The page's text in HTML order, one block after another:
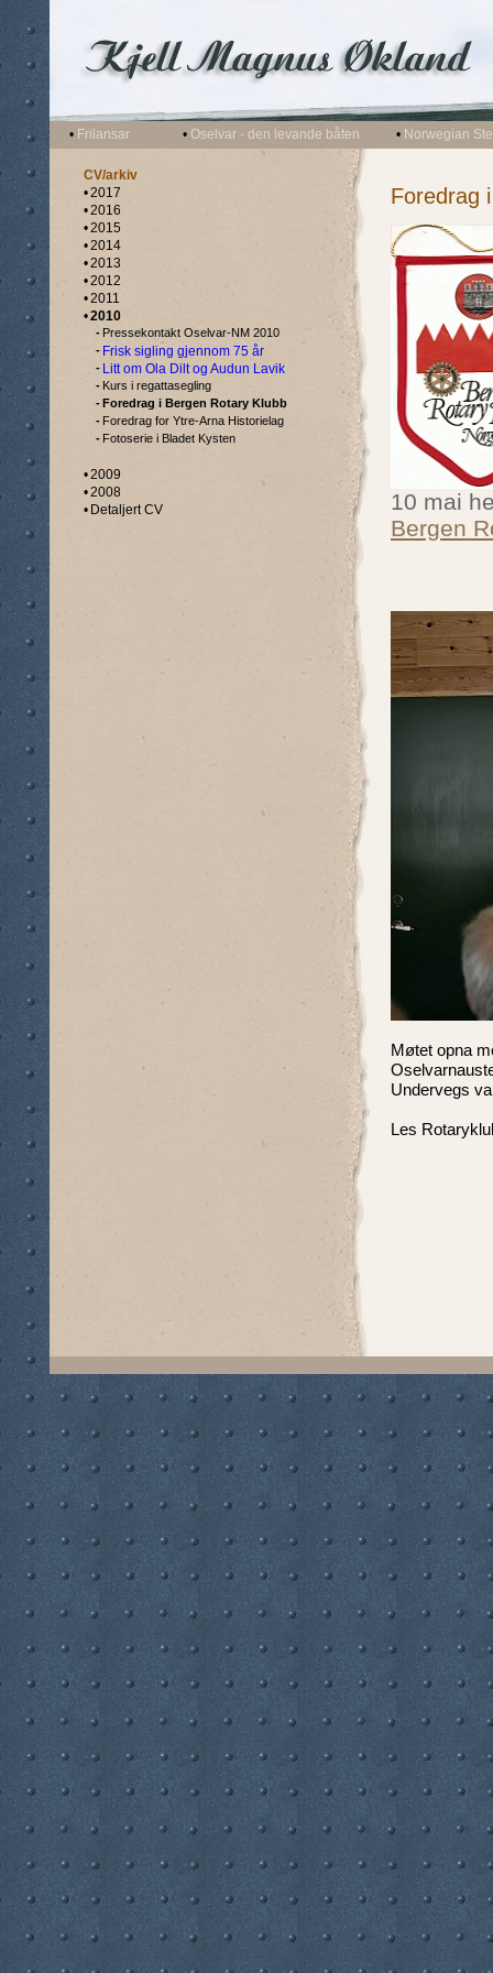
• Frilansar • Oselvar - den levande båten • Norwegian
CV/arkiv
•2017
•2016
•2015
•2014
•2013
•2012
•2011
•2010
- Pressekontakt Oselvar-NM 2010
- Frisk sigling gjennom 75 år
- Litt om Ola Dilt og Audun Lavik
- Kurs i regattasegling
-Foredrag i Bergen Rotary Klubb
- Foredrag for Ytre-Arna Historielag
- Fotoserie i Bladet Kysten
•2009
•2008
• Detaljert CV
Foredrag
10 mai
Bergen
Møtet opna
Undervegs
Les